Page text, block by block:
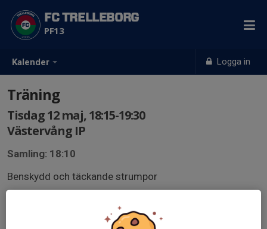
Kalender Logga in
FC TRELLEBORG
PF13
Träning
Tisdag 12 maj, 18:15-19:30
Västervång IP
Samling: 18:10
Benskydd och täckande strumpor